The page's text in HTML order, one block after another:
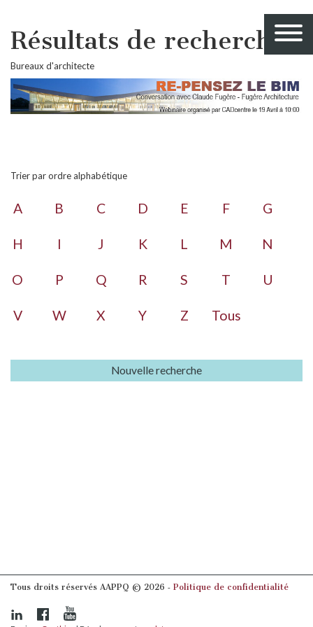
Résultats de recherche
Bureaux d'architecte
Trier par ordre alphabétique
A B C D E F G
H I J K L M N
O P Q R S T U
V W X Y Z Tous
Nouvelle recherche
Tous droits réservés AAPPQ © 2026 ‐ Politique de confidentialité